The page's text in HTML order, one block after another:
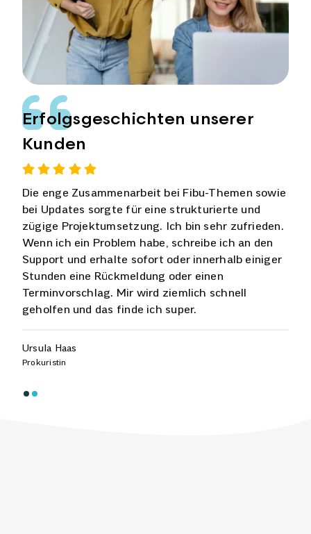
Erfolgsgeschichten unserer
Kunden
Die enge Zusammenarbeit bei Fibu-Themen sowie
bei Updates sorgte für eine strukturierte und
zügige Projektumsetzung. Ich bin sehr zufrieden.
Wenn ich ein Problem habe, schreibe ich an den
Support und erhalte sofort oder innerhalb einiger
Stunden eine Rückmeldung oder einen
Terminvorschlag. Mir wird ziemlich schnell
geholfen und das finde ich super.
Ursula Haas
Prokuristin